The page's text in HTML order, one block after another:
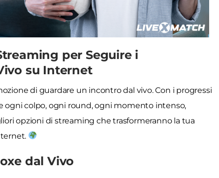
per Seguire i
su Internet
di guardare un incontro dal vivo. Con i progressi
ogni colpo, ogni round, ogni momento intenso,
opzioni di streaming che trasformeranno la tua
dal Vivo